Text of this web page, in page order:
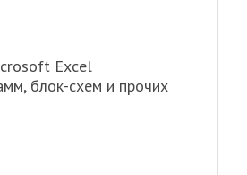
Excel
блок-схем и прочих